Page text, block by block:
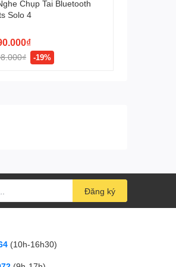
Chụp Tai Bluetooth
Solo 4
-19%
Đăng ký
(10h-16h30)